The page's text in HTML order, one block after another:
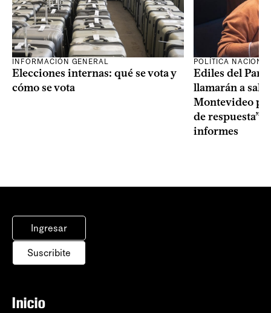
INFORMACIÓN GENERAL
Elecciones internas: qué se vota y
cómo se vota
POLÍTICA
Ediles del
llamarán a sala
Montevideo
de respuesta”
informes
Ingresar
Suscribite
Inicio